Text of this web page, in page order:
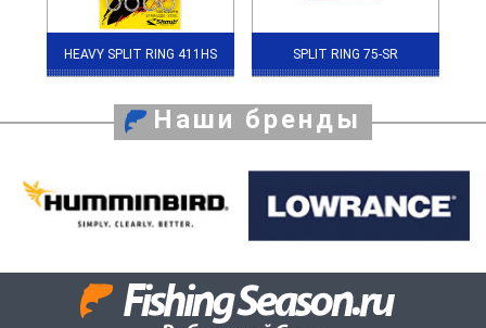
HEAVY SPLIT RING 411HS SPLIT RING 75-SR
Наши бренды